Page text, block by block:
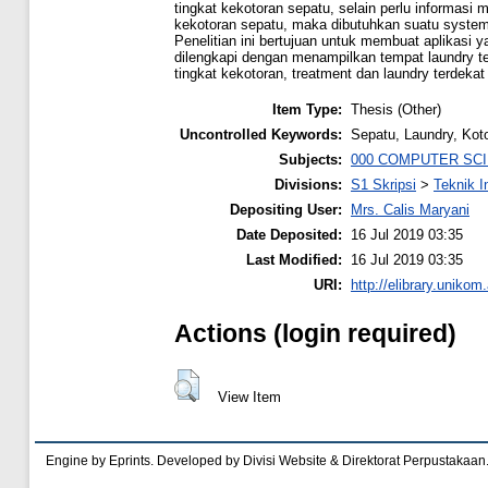
tingkat kekotoran sepatu, selain perlu informasi
kekotoran sepatu, maka dibutuhkan suatu
Penelitian ini bertujuan untuk membuat aplikasi
dilengkapi dengan menampilkan tempat laundry
tingkat kekotoran, treatment dan laundry
Item Type: Thesis (Other)
Uncontrolled Keywords: Sepatu, Laundry,
Subjects: 000 COMPUTER
Divisions: S1 Skripsi > Teknik
Depositing User:
Mrs. Calis Maryani
Date Deposited:
16 Jul 2019 03:35
Last Modified:
16 Jul 2019 03:35
URI:
http://
Actions (login required)
View Item
Engine by Eprints. Developed by Divisi Website & Direktorat Perpustakaan.